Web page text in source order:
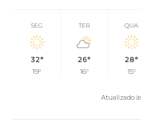
SEG
32°
19°
TER
26°
16°
QUA
28°
15°
Atualizado